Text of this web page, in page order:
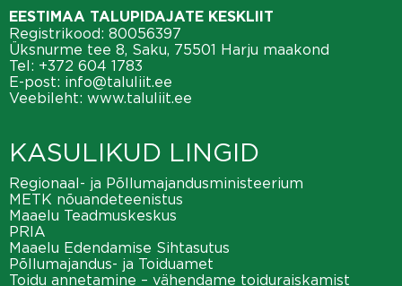
EESTIMAA TALUPIDAJATE KESKLIIT
Registrikood: 80056397
Üksnurme tee 8, Saku, 75501 Harju maakond
Tel: +372 604 1783
E-post: info@taluliit.ee
Veebileht: www.taluliit.ee
KASULIKUD LINGID
Regionaal- ja Põllumajandusministeerium
METK nõuandeteenistus
Maaelu Teadmuskeskus
PRIA
Maaelu Edendamise Sihtasutus
Põllumajandus- ja Toiduamet
Toidu annetamine – vähendame toiduraiskamist